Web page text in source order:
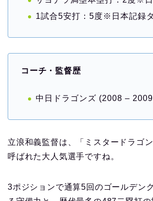
1試合5安打：5度※日本記録
コーチ・監督歴
中日ドラゴンズ (2008 –
立浪和義監督は、「ミスタードラゴ
呼ばれた大人気選手ですね。
3ポジションで通算5回のゴールデン